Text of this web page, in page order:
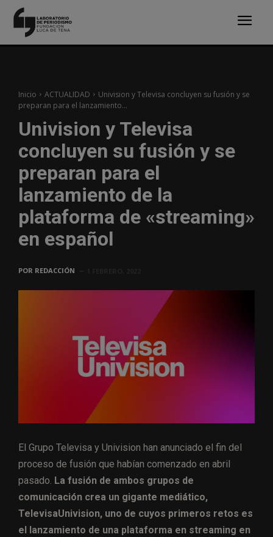
Inicio ACTUALIDAD
Univision y Televisa concluyen su fusión y se
preparan para el lanzamiento...
Univision y Televisa
concluyen su fusión y se
preparan para el
lanzamiento de la
plataforma de «streaming»
en español
POR REDACCIÓN
El Grupo Televisa y Univision han anunciado el fin del
proceso de fusión que habían comenzado en abril
pasado. La fusión de ambos grupos de
comunicación crea un gigante mediático,
TelevisaUnivision, uno de cuyos primeros retos es
el lanzamiento de una plataforma en streaming en